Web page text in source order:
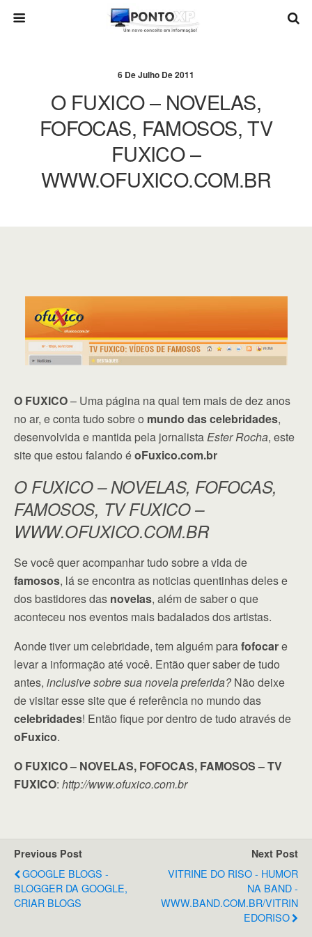
6 De Julho De 2011
O FUXICO – NOVELAS,
FOFOCAS, FAMOSOS, TV
FUXICO –
WWW.OFUXICO.COM.BR
O FUXICO– Uma página na qual tem mais de dez anos
no ar, e conta tudo sobre o mundo das celebridades,
desenvolvida e mantida pela jornalistaEster Rocha, este
site que estou falando éoFuxico.com.br
O FUXICO – NOVELAS, FOFOCAS,
FAMOSOS, TV FUXICO –
WWW.OFUXICO.COM.BR
Se você quer acompanhar tudo sobre a vida de
famosos, lá se encontra as noticias quentinhas deles e
dos bastidores das novelas, além de saber o que
aconteceu nos eventos mais badalados dos artistas.
Aonde tiver um celebridade, tem alguém parafofocare
levar a informação até você. Então quer saber de tudo
antes, inclusive sobre sua novela preferida?Não deixe
de visitar esse site que é referência no mundo das
celebridades! Então fique por dentro de tudo através de
oFuxico.
O FUXICO – NOVELAS, FOFOCAS, FAMOSOS – TV
FUXICO: http://www.ofuxico.com.br
Previous Post
GOOGLE BLOGS -
BLOGGER DA GOOGLE,
CRIAR BLOGS
Next Post
VITRINE DO RISO - HUMOR
NA BAND -
WWW.BAND.COM.BR/VITRIN
EDORISO